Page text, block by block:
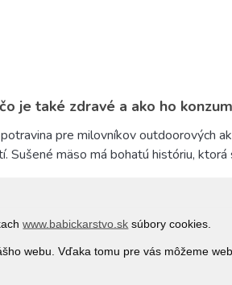
www.babickarstvo.sk súbory cookies.
webu. Vďaka tomu pre vás môžeme web
je také zdravé a ako ho
pre milovníkov outdoorových
Sušené mäso má bohatú históriu, ktorá